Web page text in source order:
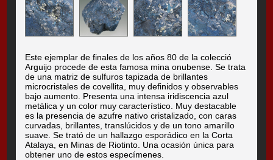
Este ejemplar de finales de los años 80 de la colecció
Arguijo procede de esta famosa mina onubense. Se trata
de una matriz de sulfuros tapizada de brillantes
microcristales de covellita, muy definidos y observables
bajo aumento. Presenta una intensa iridiscencia azul
metálica y un color muy característico. Muy destacable
es la presencia de azufre nativo cristalizado, con caras
curvadas, brillantes, translúcidos y de un tono amarillo
suave. Se trató de un hallazgo esporádico en la Corta
Atalaya, en Minas de Riotinto. Una ocasión única para
obtener uno de estos especímenes.